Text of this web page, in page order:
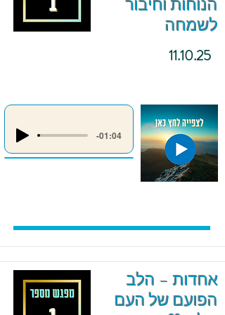
הנוחות וחיבור
לשמחה
11.10.25
-01:04
אחדות – הלב
הפועם של העם